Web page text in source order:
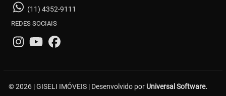
(11) 4352-9111
REDES SOCIAIS
© 2026 | GISELI IMÓVEIS | Desenvolvido por Universal Software.